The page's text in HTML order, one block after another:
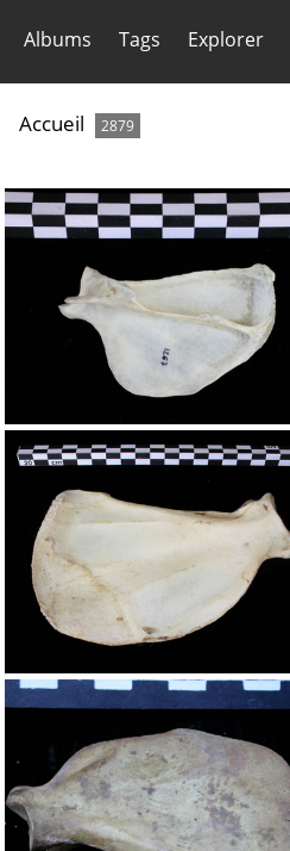
Albums Tags Explorer
Accueil 2879
Scapula : vue latérale
Scapula : vue médiale